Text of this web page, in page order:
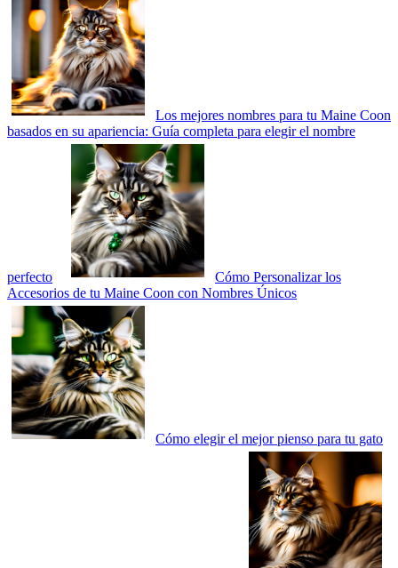
Los mejores nombres para tu Maine Coon
basados en su apariencia: Guía completa para elegir el nombre
perfecto
Cómo Personalizar los
Accesorios de tu Maine Coon con Nombres Únicos
Cómo elegir el mejor pienso para tu gato